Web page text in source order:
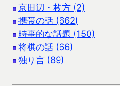
京田辺・枚方 (2)
携帯の話 (662)
時事的な話題 (150)
将棋の話 (66)
独り言 (89)